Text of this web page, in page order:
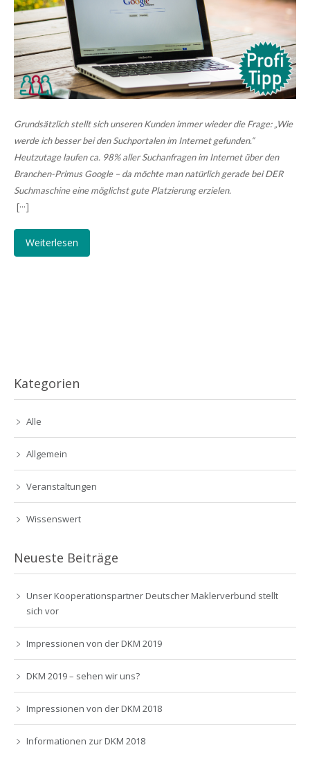
Grundsätzlich stellt sich unseren Kunden immer wieder die Frage: „Wie
werde ich besser bei den Suchportalen im Internet gefunden.“
Heutzutage laufen ca. 98% aller Suchanfragen im Internet über den
Branchen-Primus Google – da möchte man natürlich gerade bei DER
Suchmaschine eine möglichst gute Platzierung erzielen.
[···]
Weiterlesen
Kategorien
Alle
Allgemein
Veranstaltungen
Wissenswert
Neueste Beiträge
Unser Kooperationspartner Deutscher Maklerverbund stellt
sich vor
Impressionen von der DKM 2019
DKM 2019 – sehen wir uns?
Impressionen von der DKM 2018
Informationen zur DKM 2018